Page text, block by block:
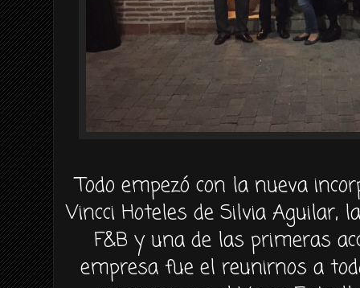
Todo empezó con la nueva
Vincci Hoteles de Silvia Aguilar,
F&B y una de las primeras
empresa fue el reunirnos a